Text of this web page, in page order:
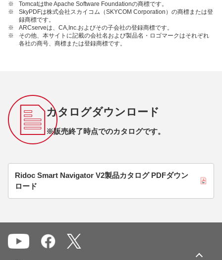
※
Tomcatはthe Apache Software Foundationの商標です。
※
SkyPDFは株式会社スカイコム（SKYCOM Corporation）の商標または登
録商標です。
※
ARCserveは、CA,Inc.およびその子会社の登録商標です。
※
その他、本サイトに記載の会社名および製品名・ロゴマークはそれぞれ
各社の商号、商標または登録商標です。
カタログダウンロード
※販売終了時点でのカタログです。
Ridoc Smart Navigator V2製品カタログ PDFダウン
ロード